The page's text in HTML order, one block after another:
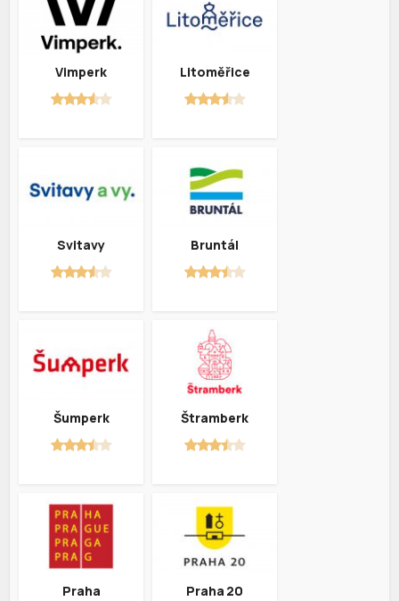
Vimperk Litoměřice
Svitavy Bruntál
Šumperk Štramberk
Praha Praha 20